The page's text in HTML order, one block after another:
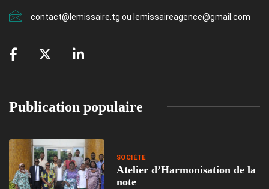
contact@lemissaire.tg ou lemissaireagence@gmail.com
Publication populaire
SOCIÉTÉ
Atelier d’Harmonisation de la
note